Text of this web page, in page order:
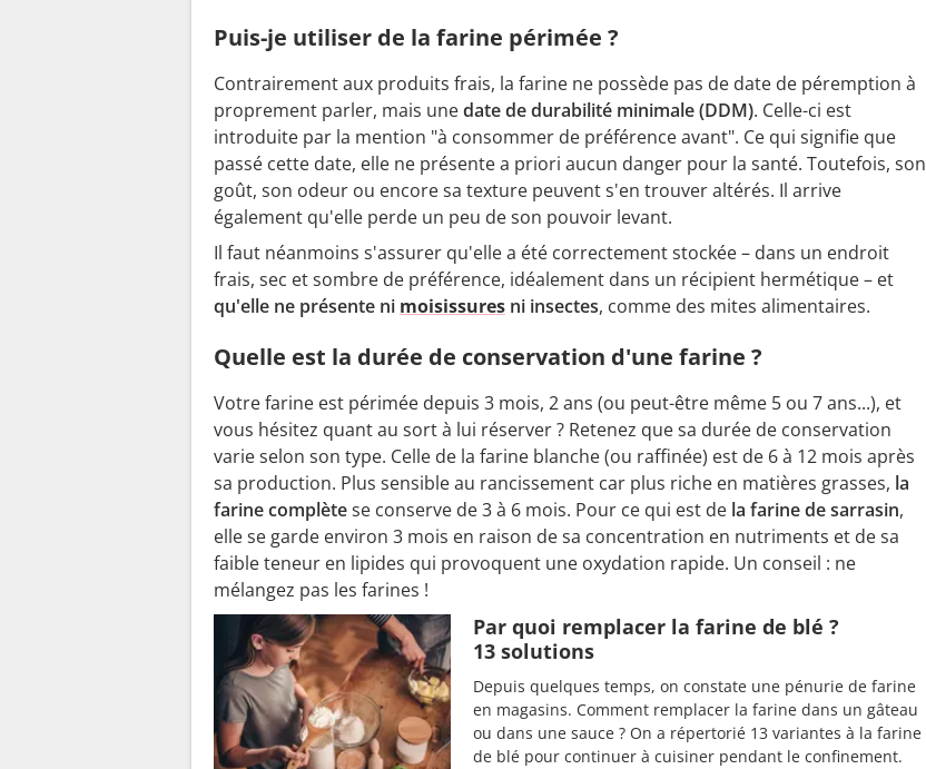
Puis-je utiliser de la farine périmée ?
Contrairement aux produits frais, la farine ne possède pas de date de péremption à
proprement parler, mais unedate de durabilité minimale (DDM). Celle-ci est
introduite par la mention "à consommer de préférence avant". Ce qui signifie que
passé cette date, elle ne présente a priori aucun danger pour la santé. Toutefois, son
goût, son odeur ou encore sa texture peuvent s'en trouver altérés. Il arrive
également qu'elle perde un peu de son pouvoir levant.
Il faut néanmoins s'assurer qu'elle a été correctement stockée – dans un endroit
frais, sec et sombre de préférence, idéalement dans un récipient hermétique – et
qu'elle ne présente ni moisissures ni insectes, comme des mites alimentaires.
Quelle est la durée de conservation d'une farine ?
Votre farine est périmée depuis 3 mois, 2 ans (ou peut-être même 5 ou 7 ans...), et
vous hésitez quant au sort à lui réserver ? Retenez que sa durée de conservation
varie selon son type. Celle de la farine blanche (ou raffinée) est de 6 à 12 mois après
sa production. Plus sensible au rancissement car plus riche en matières grasses, la
farine complètese conserve de 3 à 6 mois. Pour ce qui est de la farine de sarrasin,
elle se garde environ 3 mois en raison de sa concentration en nutriments et de sa
faible teneur en lipides qui provoquent une oxydation rapide. Un conseil : ne
mélangez pas les farines !
Par quoi remplacer la farine de blé ?
13 solutions
Depuis quelques temps, on constate une pénurie de farine
en magasins. Comment remplacer la farine dans un gâteau
ou dans une sauce ? On a répertorié 13 variantes à la farine
de blé pour continuer à cuisiner pendant le confinement.